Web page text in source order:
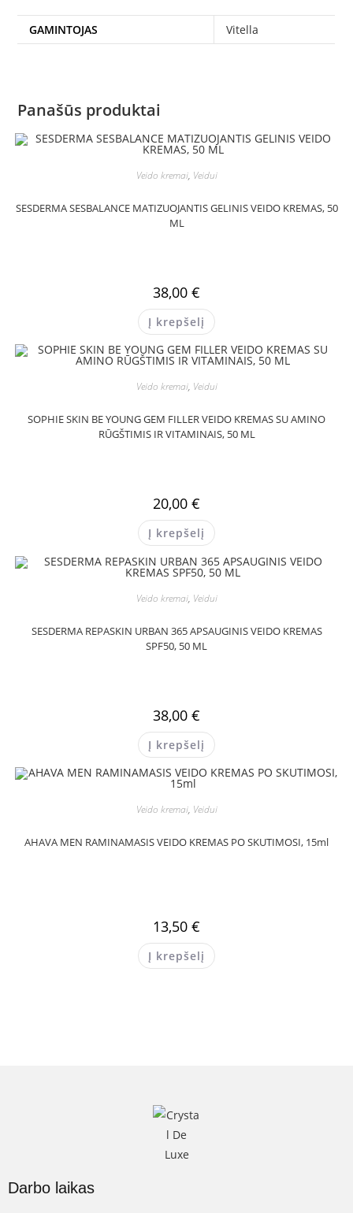
GAMINTOJAS Vitella
Panašūs produktai
Veido kremai, Veidui
SESDERMA SESBALANCE MATIZUOJANTIS GELINIS VEIDO KREMAS, 50
ML
38,00 €
Į krepšelį
Veido kremai, Veidui
SOPHIE SKIN BE YOUNG GEM FILLER VEIDO KREMAS SU AMINO
RŪGŠTIMIS IR VITAMINAIS, 50 ML
20,00 €
Į krepšelį
Veido kremai, Veidui
SESDERMA REPASKIN URBAN 365 APSAUGINIS VEIDO KREMAS
SPF50, 50 ML
38,00 €
Į krepšelį
Veido kremai, Veidui
AHAVA MEN RAMINAMASIS VEIDO KREMAS PO SKUTIMOSI, 15ml
13,50 €
Į krepšelį
Darbo laikas